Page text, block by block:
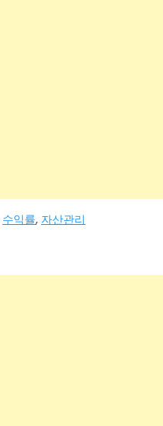
수익률, 자산관리